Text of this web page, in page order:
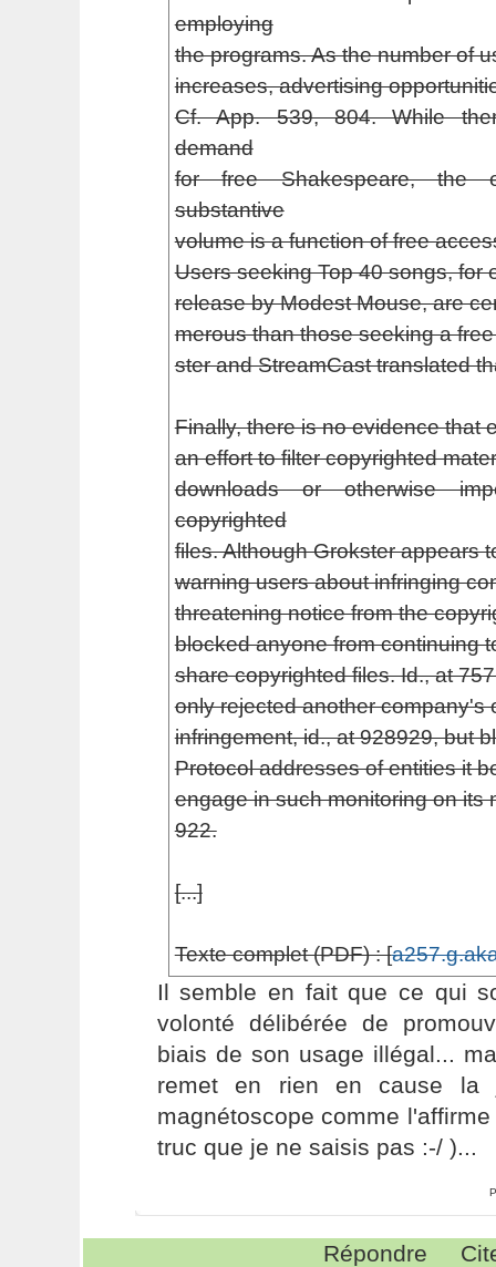
employing
the programs. As the number of
increases, advertising
Cf. App. 539, 804. While
demand
for free Shakespeare, the
substantive
volume is a function of free
Users seeking Top 40 songs, for
release by Modest Mouse, are
merous than those seeking a
ster and StreamCast translated
Finally, there is no evidence that
an effort to filter copyrighted
downloads or otherwise
copyrighted
files. Although Grokster appears
warning users about infringing
threatening notice from the
blocked anyone from continuing
share copyrighted files. Id., at
only rejected another company's
infringement, id., at 928­929, but
Protocol addresses of entities it
engage in such monitoring on its
922.
[...]
Texte complet (PDF) : [
Il semble en fait que ce qui
volonté délibérée de
biais de son usage illégal...
remet en rien en cause la
magnétoscope comme
truc que je ne saisis pas :-/ )...
Répondre